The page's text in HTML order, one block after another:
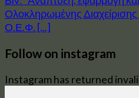
Ολοκληρωμένης
Ο.Ε.Φ. [...]
Follow on instagram
Instagram has returned